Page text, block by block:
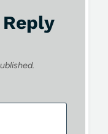
Reply